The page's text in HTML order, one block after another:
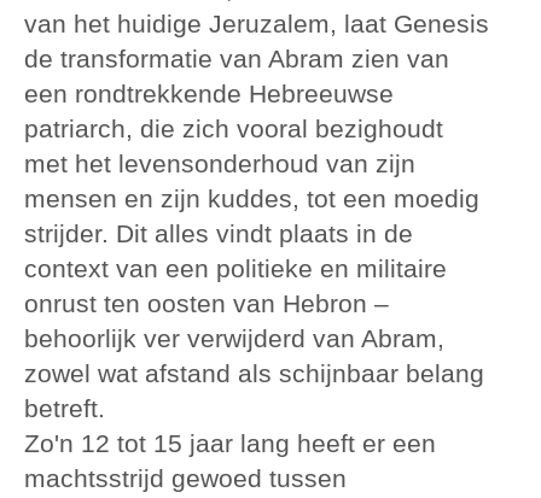
van het huidige Jeruzalem, laat Genesis
de transformatie van Abram zien van
een rondtrekkende Hebreeuwse
patriarch, die zich vooral bezighoudt
met het levensonderhoud van zijn
mensen en zijn kuddes, tot een moedig
strijder. Dit alles vindt plaats in de
context van een politieke en militaire
onrust ten oosten van Hebron –
behoorlijk ver verwijderd van Abram,
zowel wat afstand als schijnbaar belang
betreft.
Zo'n 12 tot 15 jaar lang heeft er een
machtsstrijd gewoed tussen